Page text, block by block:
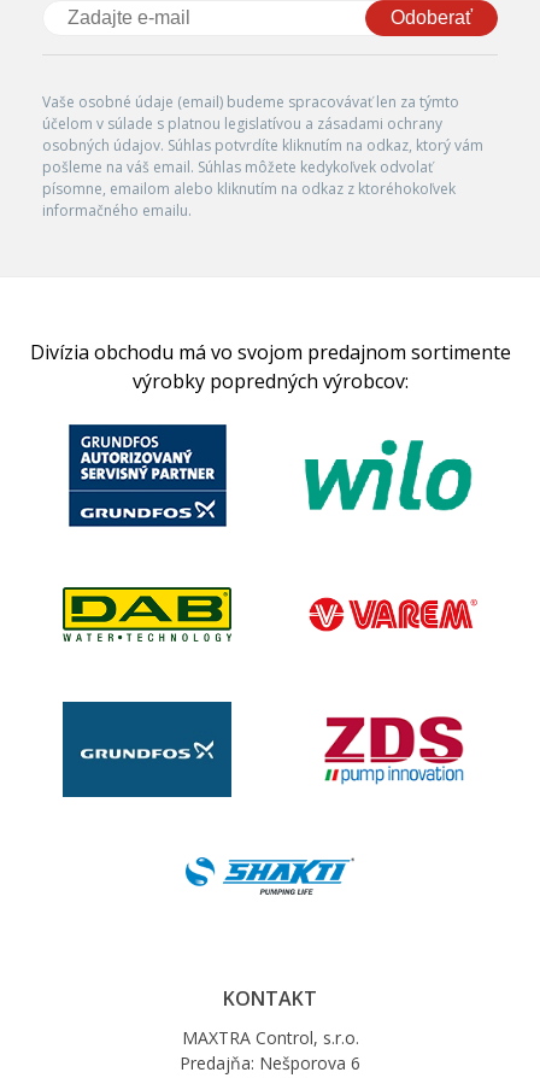
Odoberať
Vaše osobné údaje (email) budeme spracovávať len za týmto
účelom v súlade s platnou legislatívou a zásadami ochrany
osobných údajov. Súhlas potvrdíte kliknutím na odkaz, ktorý vám
pošleme na váš email. Súhlas môžete kedykoľvek odvolať
písomne, emailom alebo kliknutím na odkaz z ktoréhokoľvek
informačného emailu.
Divízia obchodu má vo svojom predajnom sortimente
výrobky popredných výrobcov:
KONTAKT
MAXTRA Control, s.r.o.
Predajňa: Nešporova 6